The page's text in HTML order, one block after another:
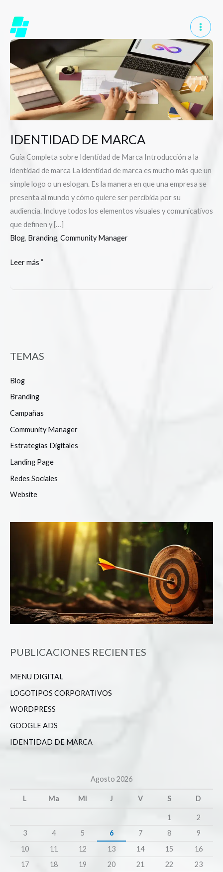
contenido
IDENTIDAD DE MARCA
Guía Completa sobre Identidad de Marca Introducción a la
identidad de marca La identidad de marca es mucho más que un
simple logo o un eslogan. Es la manera en que una empresa se
presenta al mundo y cómo quiere ser percibida por su
audiencia. Incluye todos los elementos visuales y comunicativos
que definen y […]
Blog, Branding, Community Manager
IDENTIDAD
MARCA
Leer más ”
TEMAS
Blog
Branding
Campañas
Community Manager
Estrategias Digitales
Landing Page
Redes Sociales
Website
PUBLICACIONES RECIENTES
MENU DIGITAL
LOGOTIPOS CORPORATIVOS
WORDPRESS
GOOGLE ADS
IDENTIDAD DE MARCA
Agosto 2026
L Ma Mi J V S D
1
2
3
4 5 6 7 8
9
10
11 12 13 14 15
16
17
18 19 20 21 22
23